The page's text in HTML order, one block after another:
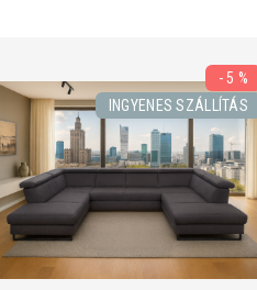
- 5 %
INGYENES SZÁLLÍTÁS